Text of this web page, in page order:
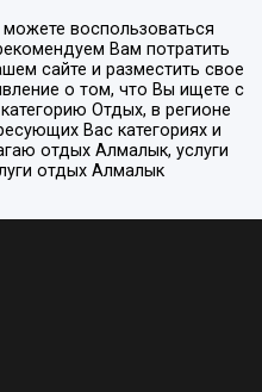
воспользоваться
Вам потратить
сайте и разместить свое
о том, что Вы ищете с
Отдых, в регионе
Вас категориях и
отдых Алмалык, услуги
отдых Алмалык